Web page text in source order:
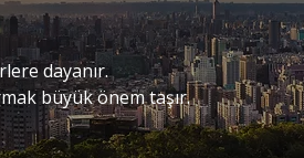
dayanır.
büyük önem taşır.